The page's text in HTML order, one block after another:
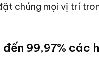
chúng mọi vị trí
99,97% các